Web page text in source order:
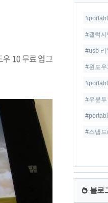
우 10 무료 업그
#갤럭
#usb 리
#윈도
#우분투
#스냅
블로